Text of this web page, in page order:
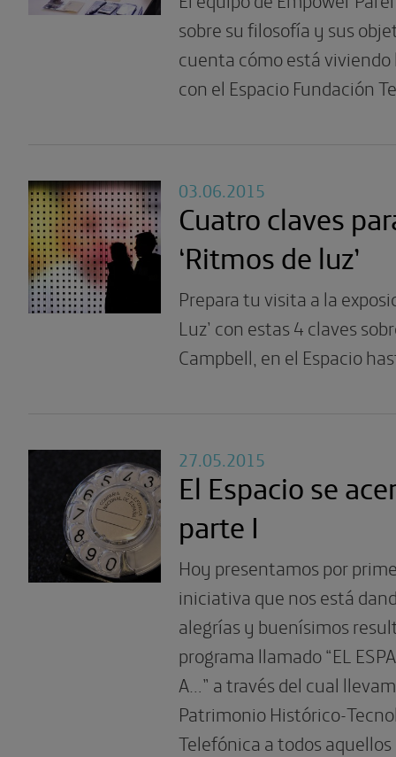
sobre su filosofía y sus
cuenta cómo está
con el Espacio Fundación
03.06.2015
Cuatro claves
‘Ritmos de luz’
Prepara tu visita a la
Luz’ con estas 4 claves
Campbell, en el Espacio
27.05.2015
El Espacio se
parte I
Hoy presentamos por
iniciativa que nos está
alegrías y buenísimos
programa llamado “EL
A…” a través del cual
Patrimonio Histórico-
Telefónica a todos